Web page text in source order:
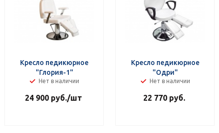
Кресло педикюрное
"Глория-1"
Нет в наличии
24 900руб./шт
Кресло педикюрное
"Одри"
Нет в наличии
22 770 руб.